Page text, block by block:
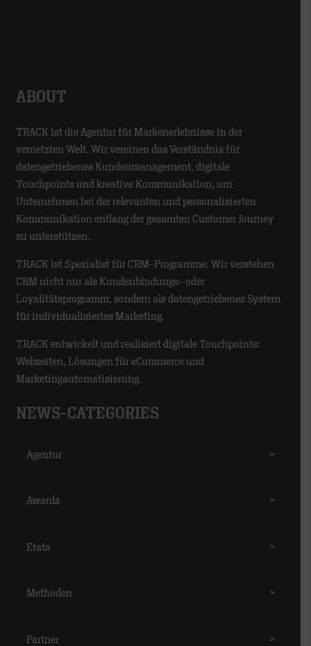
ABOUT
TRACK ist die Agentur für Markenerlebnisse in der
vernetzten Welt. Wir vereinen das Verständnis für
datengetriebenes Kundenmanagement, digitale
Touchpoints und kreative Kommunikation, um
Unternehmen bei der relevanten und personalisierten
Kommunikation entlang der gesamten Customer Journey
zu unterstützen.
TRACK ist Spezialist für CRM-Programme. Wir verstehen
CRM nicht nur als Kundenbindungs- oder
Loyalitätsprogramm, sondern als datengetriebenes System
für individualisiertes Marketing.
TRACK entwickelt und realisiert digitale Touchpoints:
Webseiten, Lösungen für eCommerce und
Marketingautomatisierung.
NEWS-CATEGORIES
Agentur >
Awards >
Etats >
Methoden >
Partner >